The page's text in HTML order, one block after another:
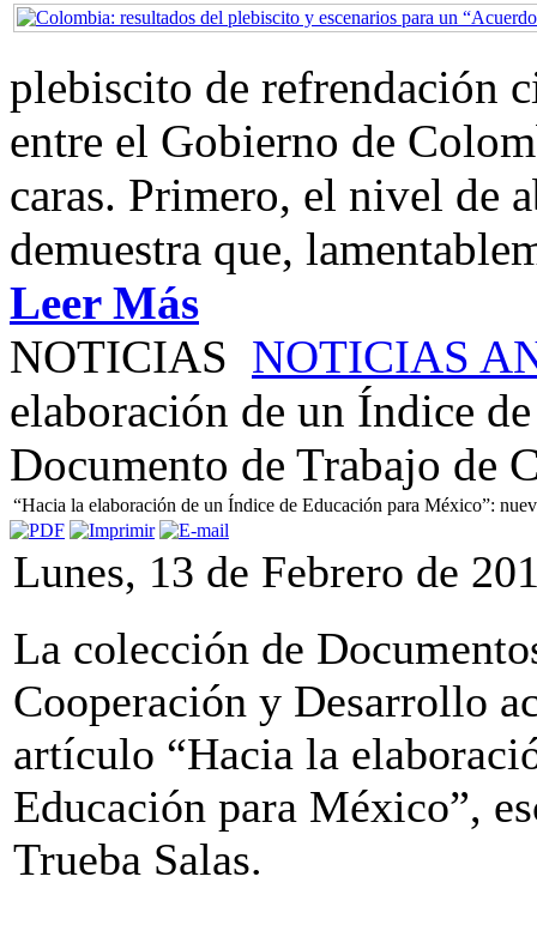
plebiscito de refrendación
entre el Gobierno de
caras. Primero, el nivel de
demuestra que,
Leer Más
NOTICIAS NOTICIAS
elaboración de un Índice
Documento de Trabajo de
“Hacia la elaboración de un Índice de Educación para México”:
Lunes, 13 de Febrero de
La colección de
Cooperación y Desarrollo
artículo “Hacia la
Educación para México”,
Trueba Salas.